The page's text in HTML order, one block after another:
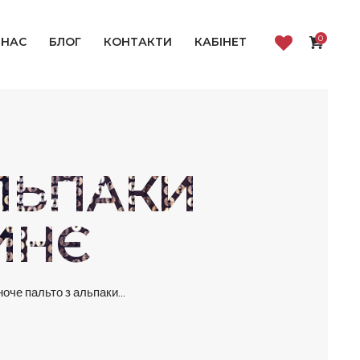
БЛОГ КОНТАКТИ КАБІНЕТ 0
пальто з альпаки...